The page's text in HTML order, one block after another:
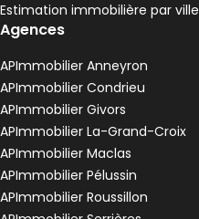
Estimation immobilière par ville
Agences
APImmobilier Anneyron
APImmobilier Condrieu
APImmobilier Givors
APImmobilier La-Grand-Croix
APImmobilier Maclas
APImmobilier Pélussin
APImmobilier Roussillon